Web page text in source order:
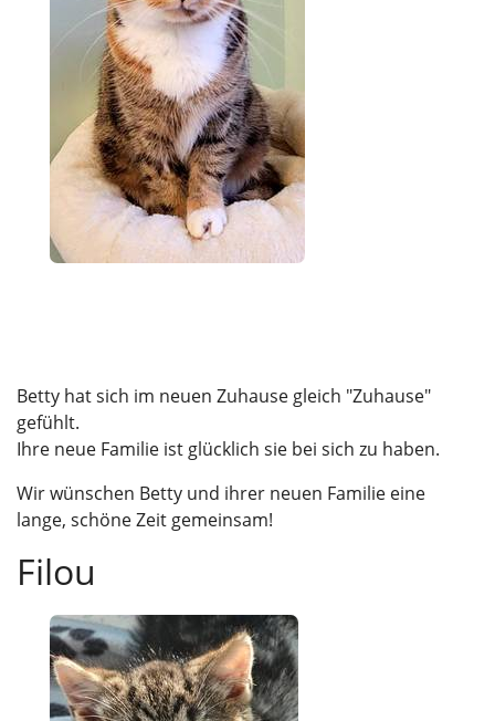
Betty hat sich im neuen Zuhause gleich "Zuhause"
gefühlt.
Ihre neue Familie ist glücklich sie bei sich zu haben.
Wir wünschen Betty und ihrer neuen Familie eine
lange, schöne Zeit gemeinsam!
Filou